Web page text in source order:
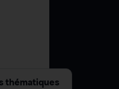
thématiques